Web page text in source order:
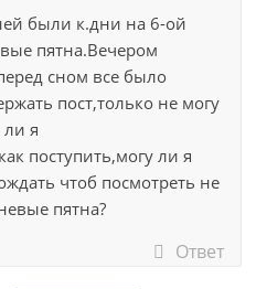
были к.дни на 6-ой
пятна.Вечером
сном все было
пост,только не могу
ли я
поступить,могу ли я
чтоб посмотреть не
пятна?
Ответ